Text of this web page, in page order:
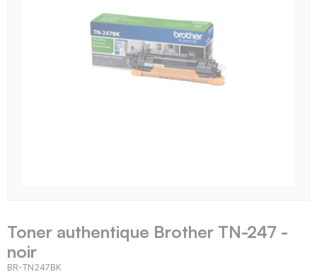
Toner authentique Brother TN-247 -
noir
BR-TN247BK